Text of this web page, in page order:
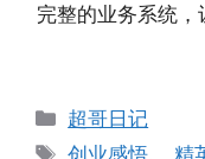
完整的业务系统，
分
类
超哥日记
标
创业感悟、精